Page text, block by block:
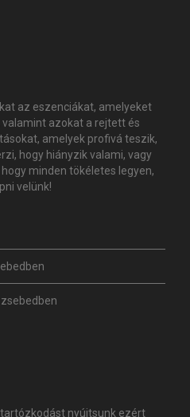
az eszenciákat, amelyeket
azokat a rejtett és
amelyek profivá teszik,
hogy hiányzik valami, vagy
minden tökéletes legyen,
velünk!
nyújtsunk ezért